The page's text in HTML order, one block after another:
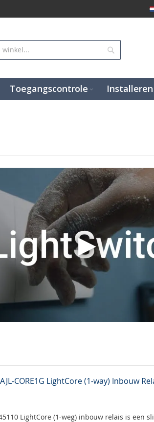
Toegangscontrole Installeren
CORE1G LightCore (1-way) Inbouw
LightCore (1-weg) inbouw relais is een